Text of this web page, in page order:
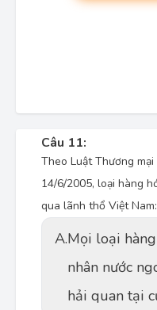
Câu 11:
Theo Luật Thương
14/6/2005, loại hàng
qua lãnh thổ Việt Nam:
A.Mọi loại hàng
nhân nước
hải quan tại